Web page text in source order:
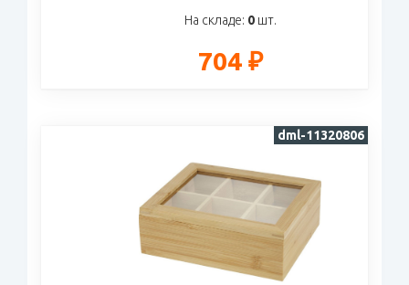
На складе: 0шт.
704 ₽
dml-11320806